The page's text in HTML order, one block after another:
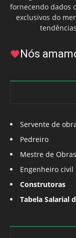
fornecendo dados
exclusivos do
Nós
Servente de
Pedreiro
Mestre de Obras
Engenheiro civil
Construtoras
Tabela Salarial